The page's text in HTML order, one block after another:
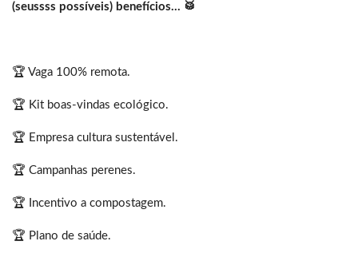
(seussss possíveis) benefícios… 🥁
🏆 Vaga 100% remota.
🏆 Kit boas-vindas ecológico.
🏆 Empresa cultura sustentável.
🏆 Campanhas perenes.
🏆 Incentivo a compostagem.
🏆 Plano de saúde.